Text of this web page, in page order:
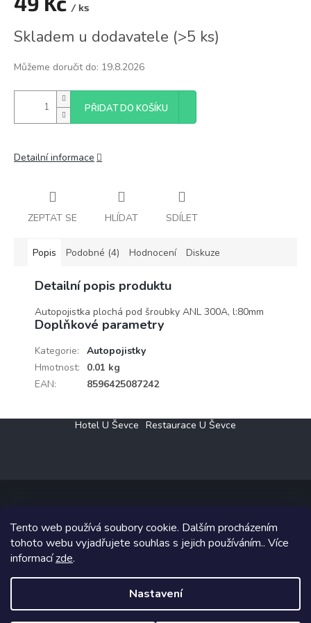
Tento web používá soubory cookie. Dalším procházením
tohoto webu vyjadřujete souhlas s jejich používáním.. Více
informacízde.
Nastavení
/ ks
cena:
Skladem u dodavatele (>5 ks)
Můžeme doručit do: 19.8.2026
PŘIDAT DO KOŠÍKU
Detailní informace
ZEPTAT SE HLÍDAT SDÍLET
Popis Podobné (4) Hodnocení Diskuze
Detailní popis produktu
Autopojistka plochá pod šroubky ANL 300A, l:80mm
Doplňkové parametry
Kategorie:
Autopojistky
Hmotnost:
0.01 kg
EAN: 8596425087242
Hotel U Ševce Restaurace U Ševce
Copyright 2026Elektro Klesný s.r.o.. Všechna práva vyhrazena.
Grafický návrh vytvořil a na Shoptet implementoval
Shoptetak.cz.
Vytvořil Shoptet